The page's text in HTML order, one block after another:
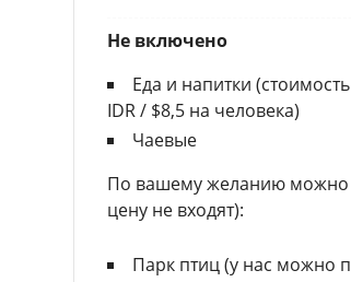
Не включено
Еда и напитки
IDR / $8,5 на человека)
Чаевые
По вашему желанию можно
цену не входят):
Парк птиц (у нас можно